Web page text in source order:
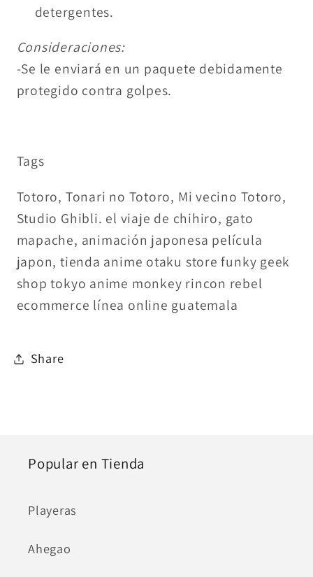
detergentes.
Consideraciones:
-Se le enviará en un paquete debidamente
protegido contra golpes.
Tags
Totoro, Tonari no Totoro, Mi vecino Totoro,
Studio Ghibli. el viaje de chihiro, gato
mapache, animación japonesa película
japon, tienda anime otaku store funky geek
shop tokyo anime monkey rincon rebel
ecommerce línea online guatemala
Share
Popular en Tienda
Playeras
Ahegao